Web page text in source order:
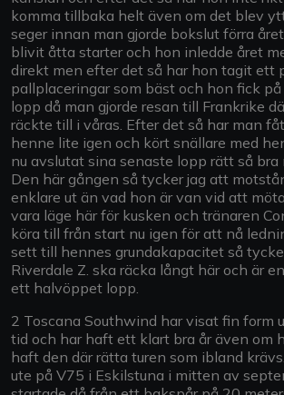
komma tillbaka helt även om det blev
seger innan man gjorde bokslut förra
blivit åtta starter och hon inledde året
direkt men efter det så har hon tagit ett
pallplaceringar som bäst och hon fick
lopp då man gjorde resan till Frankrike
räckte till i våras. Efter det så har man
henne lite igen och kört snällare med
nu avslutat sina senaste lopp rätt så
Den här gången så tycker jag att
enklare ut än vad hon är van vid att
vara läge här för kusken och tränaren
köra till från start nu igen för att nå
sett till hennes grundakapacitet så
Riverdale Z. ska räcka långt här och är
ett halvöppet lopp.
2 Toscana Southwind har visat fin form
tid och har haft ett klart bra år även om
haft den där rätta turen som ibland
ute på V75 i Eskilstuna i mitten av